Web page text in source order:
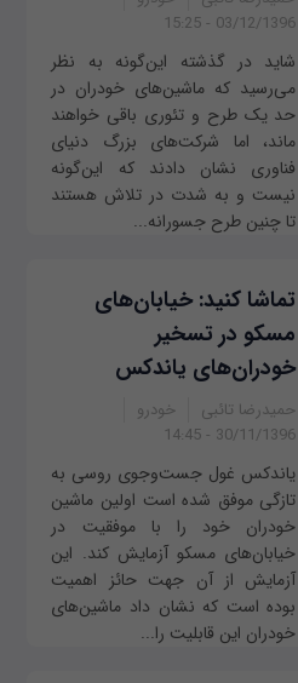
03/12/1396 - 15:25
شاید در گذشته این‌گونه به نظر
می‌رسید که ماشین‌های خودران در
حد یک طرح و تئوری باقی خواهند
ماند، اما شرکت‌های بزرگ دنیای
فناوری نشان دادند که این‌گونه
نیست و به شدت در تلاش هستند
تا چنین طرح جسورانه‌...
تماشا کنید: خیابان‌های
مسکو در تسخیر
خودران‌های یاندکس
حمیدرضا تائبی
خودرو
30/11/1396 - 14:45
یاندکس غول جست‌وجوی روسی به
تازگی موفق شده است اولین ماشین
خودران خود را با موفقیت در
خیابان‌های مسکو آزمایش کند. این
آزمایش از آن جهت حائز اهمیت
بوده است که نشان داد ماشین‌های
خودران این قابلیت را...